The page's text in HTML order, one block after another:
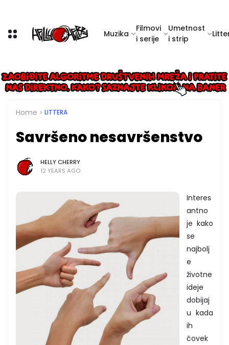
Muzika
Filmovi
i serije
Umetnost
i strip
Home LITTERA
Savršeno nesavršenstvo
HELLY CHERRY
12 YEARS AGO
Interes
antno
je kako
se
najbolj
e
životne
ideje
dobijaj
u kada
ih
čovek